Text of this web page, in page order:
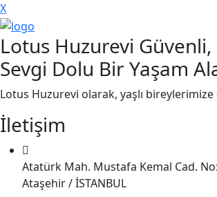
X
Lotus Huzurevi
Sevgi Dolu Bir Yaşam
Lotus Huzurevi olarak, yaşlı
İletişim
Atatürk Mah. Mustafa Kemal Cad.
Ataşehir / İSTANBUL